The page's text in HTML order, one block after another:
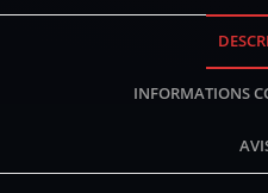
INFORMATIONS